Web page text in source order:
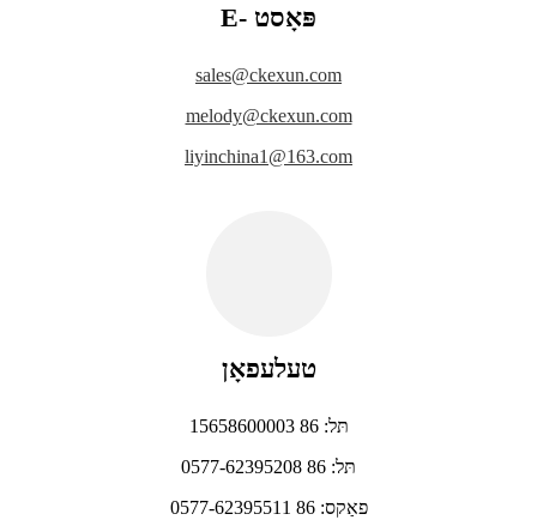
E- פּאָסט
sales@ckexun.com
melody@ckexun.com
liyinchina1@163.com
טעלעפאָן
תּל: 86 15658600003
תּל: 86 0577-62395208
פאַקס: 86 0577-62395511